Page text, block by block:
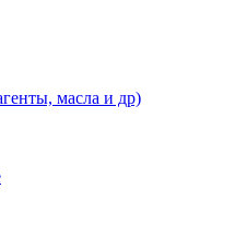
масла и др)